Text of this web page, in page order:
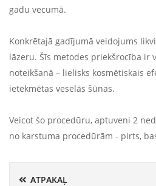
gadu vecumā.
Konkrētajā gadījumā veidojums
lāzeru. Šīs metodes priekšrocība ir
noteikšanā – lielisks kosmētiskais
ietekmētas veselās šūnas.
Veicot šo procedūru, aptuveni 2
no karstuma procedūrām - pirts,
ATPAKAĻ